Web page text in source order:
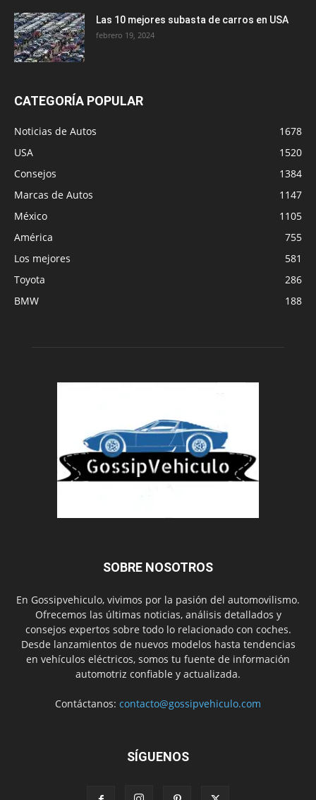
Las 10 mejores subasta de carros en USA
febrero 19, 2024
CATEGORÍA POPULAR
Noticias de Autos
1678
USA
1520
Consejos
1384
Marcas de Autos
1147
México
1105
América
755
Los mejores
581
Toyota
286
BMW
188
SOBRE NOSOTROS
En Gossipvehiculo, vivimos por la pasión del automovilismo.
Ofrecemos las últimas noticias, análisis detallados y
consejos expertos sobre todo lo relacionado con coches.
Desde lanzamientos de nuevos modelos hasta tendencias
en vehículos eléctricos, somos tu fuente de información
automotriz confiable y actualizada.
Contáctanos: contacto@gossipvehiculo.com
SÍGUENOS